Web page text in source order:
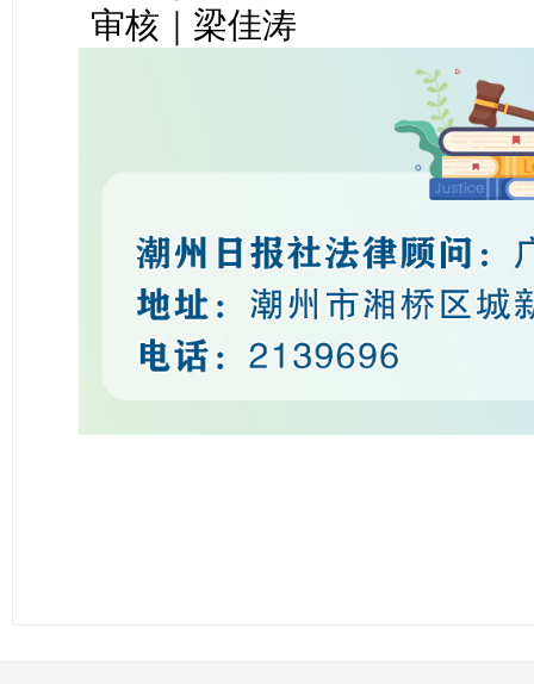
审核｜梁佳涛